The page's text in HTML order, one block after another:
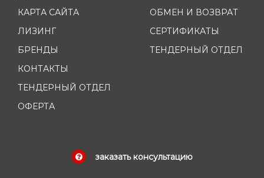
КАРТА САЙТА
ЛИЗИНГ
БРЕНДЫ
КОНТАКТЫ
ТЕНДЕРНЫЙ ОТДЕЛ
ОФЕРТА
ОБМЕН И ВОЗВРАТ
СЕРТИФИКАТЫ
ТЕНДЕРНЫЙ ОТДЕЛ
заказать консультацию